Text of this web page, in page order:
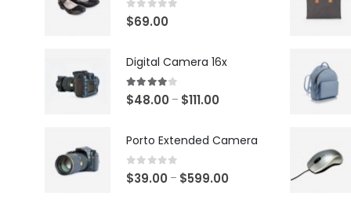
0 out of 5
$69.00
Digital Camera 16x
4.00 out of 5
$48.00 – $111.00
Porto Extended Camera
0 out of 5
$39.00 – $599.00